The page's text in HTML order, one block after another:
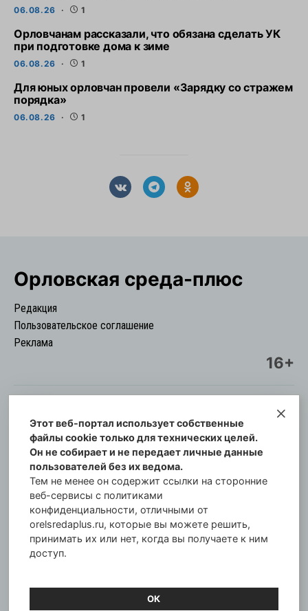
06.08.26 1
Орловчанам рассказали, что обязана сделать УК
при подготовке дома к зиме
06.08.26 1
Для юных орловчан провели «Зарядку со стражем
порядка»
06.08.26 1
Орловская cреда-плюс
Редакция
Пользовательское соглашение
Реклама
16+
© Информационный городской портал
Орловская cреда-плюс, 2021-2026
Свидетельство о регистрации СМИ: ПИ №57-
00254 от 29 октября 2013 г.
Газета зарегистрирована Управлением
Федеральной службы по надзору в сфере связи,
информационных технологий и массовых
коммуникаций по Орловской области.
Главный редактор: Татьяна Филёва
Этот веб-портал использует собственные
файлы cookie только для технических целей.
Он не собирает и не передает личные данные
пользователей без их ведома.
Тем не менее он содержит ссылки на сторонние
веб-сервисы с политиками
конфиденциальности, отличными от
orelsredaplus.ru, которые вы можете решить,
принимать их или нет, когда вы получаете к ним
доступ.
ОК